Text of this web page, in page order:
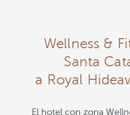
Wellness &
Santa
a Royal
El hotel con zona